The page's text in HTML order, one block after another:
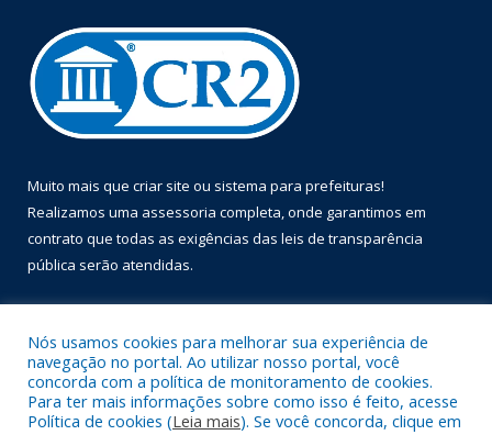
Muito mais que criar site ou sistema para prefeituras!
Realizamos uma assessoria completa, onde garantimos em
contrato que todas as exigências das leis de transparência
pública serão atendidas.
Todos os direitos reservados a Prefeitura Municipal de Óbidos.
Nós usamos cookies para melhorar sua experiência de
navegação no portal. Ao utilizar nosso portal, você
concorda com a política de monitoramento de cookies.
Para ter mais informações sobre como isso é feito, acesse
Política de cookies (Leia mais). Se você concorda, clique em